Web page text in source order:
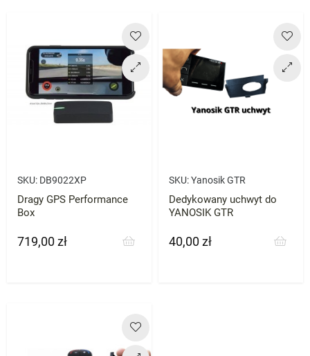
SKU: DB9022XP
Dragy GPS Performance
Box
Cena
719,00 zł
SKU:Yanosik GTR
Dedykowany uchwyt do
YANOSIK GTR
Cena
40,00 zł